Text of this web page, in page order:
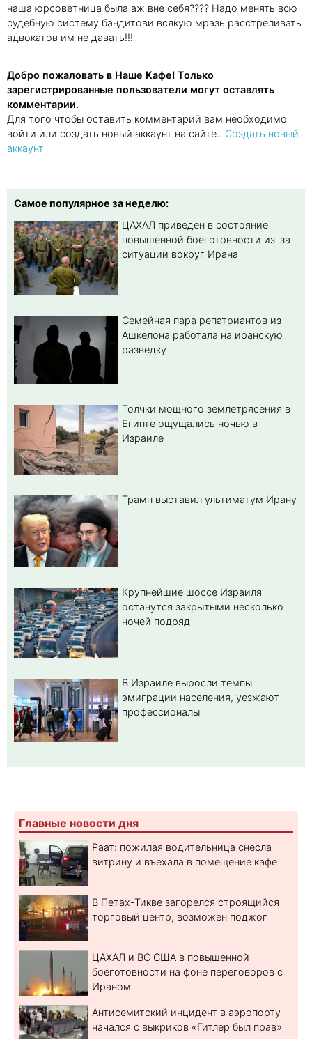
наша юрсоветница была аж вне себя???? Надо менять всю
судебную систему бандитови всякую мразь расстреливать
адвокатов им не давать!!!
Добро пожаловать в Наше Кафе! Только
зарегистрированные пользователи могут оставлять
комментарии.
Для того чтобы оставить комментарий вам необходимо
войти или создать новый аккаунт на сайте.. Создать новый
аккаунт
Самое популярное за неделю:
ЦАХАЛ приведен в состояние
повышенной боеготовности из-за
ситуации вокруг Ирана
Семейная пара репатриантов из
Ашкелона работала на иранскую
разведку
Толчки мощного землетрясения в
Египте ощущались ночью в
Израиле
Трамп выставил ультиматум Ирану
Крупнейшие шоссе Израиля
останутся закрытыми несколько
ночей подряд
В Израиле выросли темпы
эмиграции населения, уезжают
профессионалы
Главные новости дня
Раат: пожилая водительница снесла
витрину и въехала в помещение кафе
В Петах-Тикве загорелся строящийся
торговый центр, возможен поджог
ЦАХАЛ и ВС США в повышенной
боеготовности на фоне переговоров с
Ираном
Антисемитский инцидент в аэропорту
начался с выкриков «Гитлер был прав»